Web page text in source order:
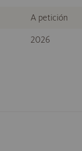
A petición
2026